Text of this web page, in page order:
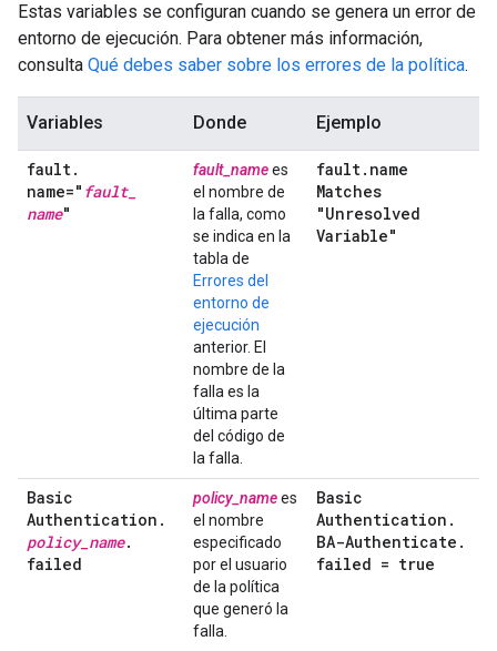
Estas variables se configuran cuando se genera un error de
entorno de ejecución. Para obtener más información,
consulta Qué debes saber sobre los errores de la política.
Variables Donde Ejemplo
fault.
name=" fault_
name"
fault_namees
el nombre de
la falla, como
se indica en la
tabla de
Errores del
entorno de
ejecución
anterior. El
nombre de la
falla es la
última parte
del código de
la falla.
fault. name
Matches
"Unresolved
Variable"
Basic
Authentication .
policy_ name.
failed
policy_namees
el nombre
especificado
por el usuario
de la política
que generó la
falla.
Basic
Authentication .
BA-Authenticate .
failed = true